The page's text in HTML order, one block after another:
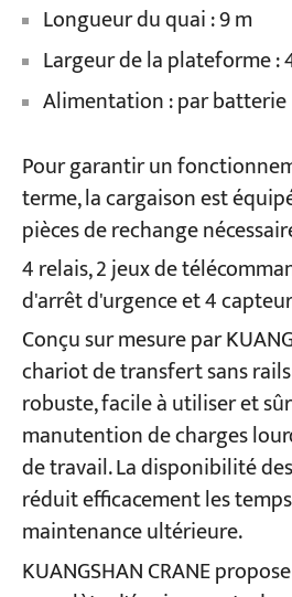
Longueur du quai : 9 m
Largeur de la plateforme :
Alimentation : par batterie
Pour garantir un
terme, la cargaison est
pièces de rechange
4 relais, 2 jeux de
d'arrêt d'urgence et 4
Conçu sur mesure par
chariot de transfert sans
robuste, facile à utiliser et
manutention de charges
de travail. La disponibilité
réduit efficacement les
maintenance ultérieure.
KUANGSHAN CRANE